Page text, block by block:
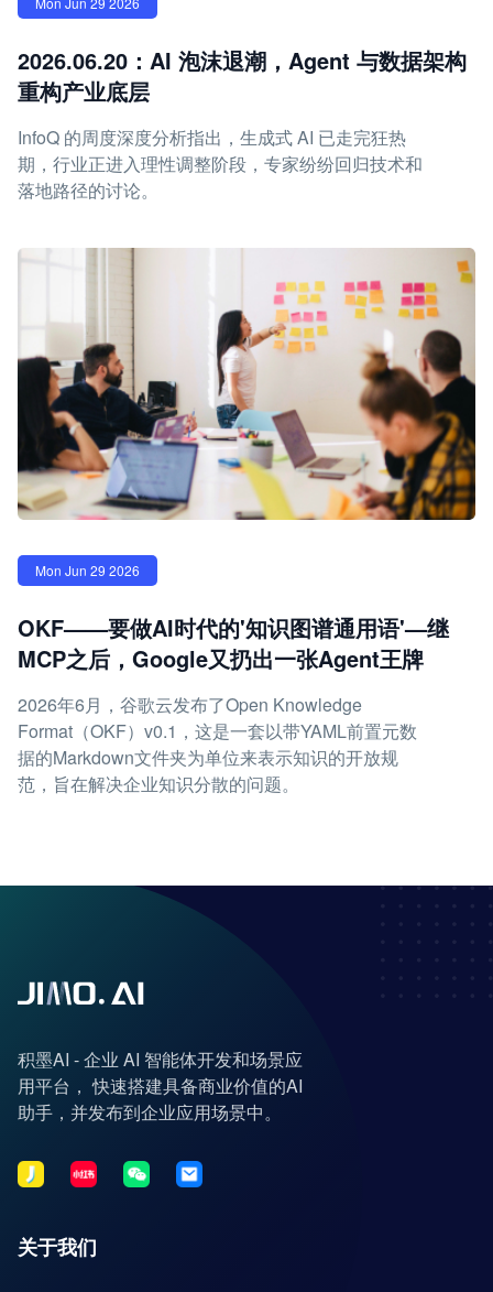
2026.06.20：AI 泡沫退潮，Agent 与数据架构
重构产业底层
InfoQ 的周度深度分析指出，生成式 AI 已走完狂热
期，行业正进入理性调整阶段，专家纷纷回归技术和
落地路径的讨论。
Mon Jun 29 2026
OKF——要做AI时代的'知识图谱通用语'—继
MCP之后，Google又扔出一张Agent王牌
2026年6月，谷歌云发布了Open Knowledge
Format（OKF）v0.1，这是一套以带YAML前置元数
据的Markdown文件夹为单位来表示知识的开放规
范，旨在解决企业知识分散的问题。
积墨AI - 企业 AI 智能体开发和场景应
用平台， 快速搭建具备商业价值的AI
助手，并发布到企业应用场景中。
关于我们